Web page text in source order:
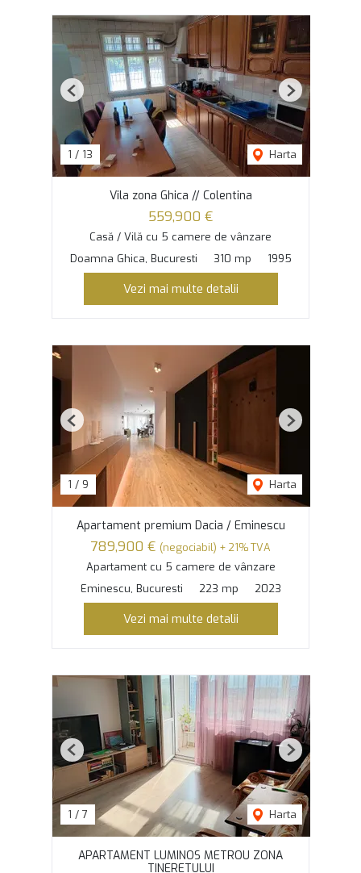
1 / 13 Harta
Previous Next
Vila zona Ghica // Colentina
559,900 €
Casă / Vilă cu 5 camere de vânzare
Doamna Ghica, Bucuresti
310 mp 1995
Vezi mai multe detalii
1 / 9 Harta
Previous Next
Apartament premium Dacia / Eminescu
789,900 € (negociabil) + 21% TVA
Apartament cu 5 camere de vânzare
Eminescu, Bucuresti
223 mp 2023
Vezi mai multe detalii
1 / 7 Harta
Previous Next
APARTAMENT LUMINOS METROU ZONA
TINERETULUI